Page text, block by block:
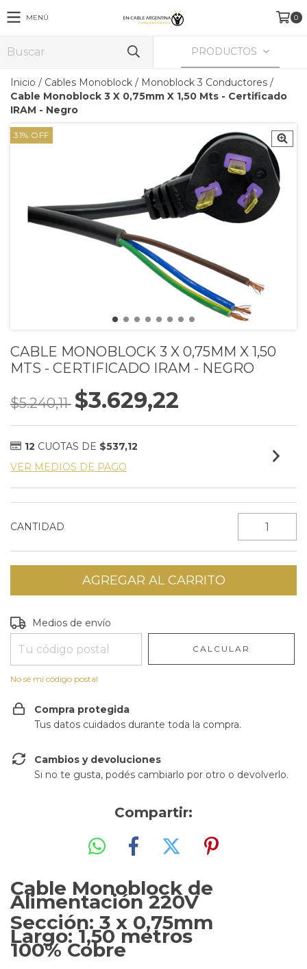
MENÚ 0
PRODUCTOS
Inicio / Cables Monoblock / Monoblock 3 Conductores /
Cable Monoblock 3 X 0,75mm X 1,50 Mts - Certificado
IRAM - Negro
31% OFF
CABLE MONOBLOCK 3 X 0,75MM X 1,50
MTS - CERTIFICADO IRAM - NEGRO
$5.240,11 $3.629,22
12 CUOTAS DE $537,12
VER MEDIOS DE PAGO
CANTIDAD
Entregas para el CP:
Medios de envío
CALCULAR
No sé mi código postal
Compra protegida
Tus datos cuidados durante toda la compra.
Cambios y devoluciones
Si no te gusta, podés cambiarlo por otro o devolverlo.
Compartir:
Cable Monoblock de
Alimentación 220V
Sección: 3 x 0,75mm
Largo:1,50 metros
100% Cobre